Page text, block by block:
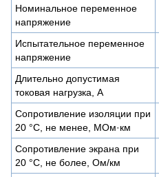
Номинальное переменное
напряжение
Испытательное переменное
напряжение
Длительно допустимая
токовая нагрузка, А
Сопротивление изоляции при
20 °С, не менее, МОм·км
Сопротивление экрана при
20 °С, не более, Ом/км